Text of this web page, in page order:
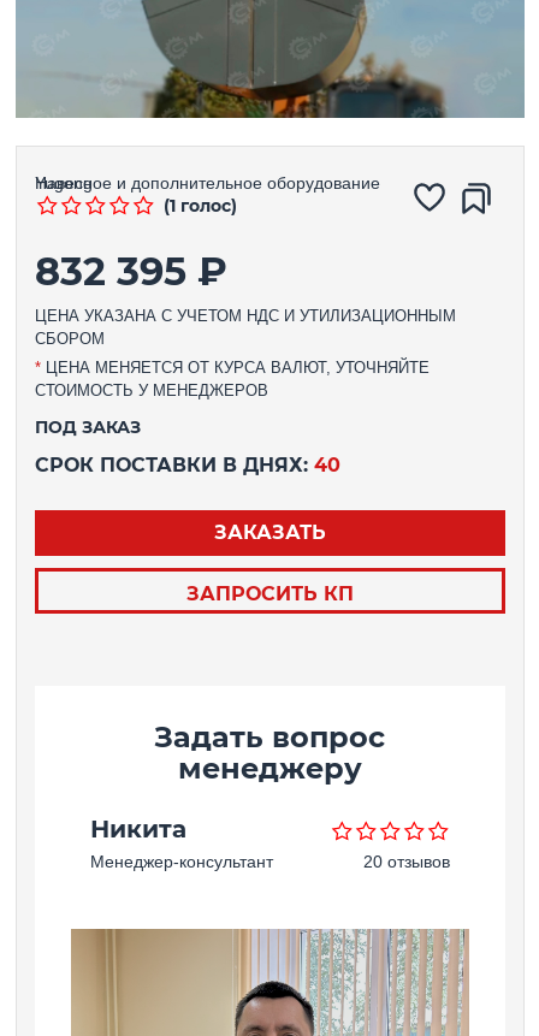
Навесное и дополнительное оборудование
Yugong
(1 голос)
832 395 ₽
ЦЕНА УКАЗАНА С УЧЕТОМ НДС И УТИЛИЗАЦИОННЫМ
СБОРОМ
*ЦЕНА МЕНЯЕТСЯ ОТ КУРСА ВАЛЮТ, УТОЧНЯЙТЕ
СТОИМОСТЬ У МЕНЕДЖЕРОВ
ПОД ЗАКАЗ
СРОК ПОСТАВКИ В ДНЯХ: 40
ЗАКАЗАТЬ
ЗАПРОСИТЬ КП
Задать вопрос
менеджеру
Никита
Менеджер-консультант 20 отзывов